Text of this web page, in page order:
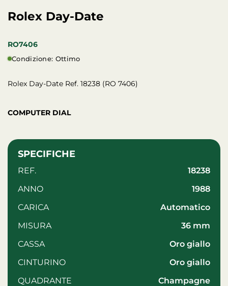
Rolex Day-Date
RO7406
Condizione: Ottimo
Rolex Day-Date Ref. 18238 (RO 7406)
COMPUTER DIAL
SPECIFICHE
REF.
18238
ANNO
1988
CARICA
automatico
MISURA
36 mm
CASSA
oro giallo
CINTURINO
oro giallo
QUADRANTE
Champagne